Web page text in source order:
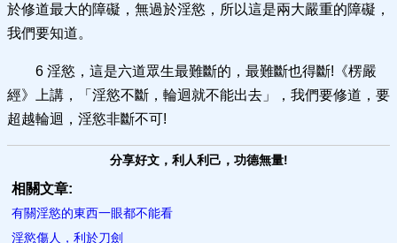
於修道最大的障礙，無過於淫慾，所以這是兩大嚴重的障礙，
我們要知道。
6 淫慾，這是六道眾生最難斷的，最難斷也得斷!《楞嚴
經》上講，「淫慾不斷，輪迴就不能出去」，我們要修道，要
超越輪迴，淫慾非斷不可!
分享好文，利人利己，功德無量!
相關文章:
有關淫慾的東西一眼都不能看
淫慾傷人，利於刀劍